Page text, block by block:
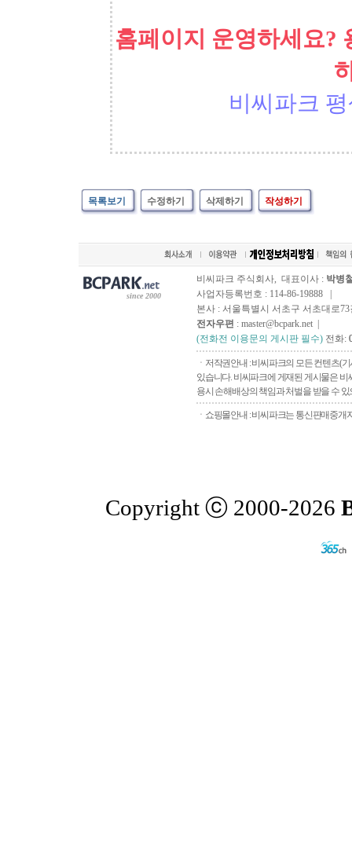
홈페이지 운영하세요?
비씨파크
목록보기 수정하기 삭제하기 작성하기
since 2000
비씨파크 주식회사, 대표이사 : 박병
사업자등록번호 : 114-86-19888 |
본사 : 서울특별시 서초구 서초대로73
전자우편 : master@bcpark.net |
(전화전 이용문의 게시판 필수) 전화:
ㆍ저작권안내 : 비씨파크의 모든 컨텐츠(
있습니다. 비씨파크에 게재된 게시물은
용시 손해배상의 책임과 처벌을 받을 수
ㆍ쇼핑몰안내 : 비씨파크는 통신판매중개
Copyright ⓒ 2000-2026